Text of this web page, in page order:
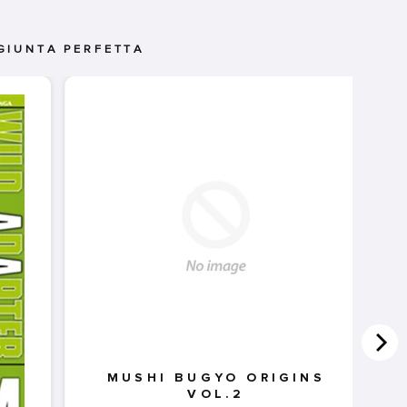
PERFETTA
MUSHI BUGYO ORIGINS
VOL.2